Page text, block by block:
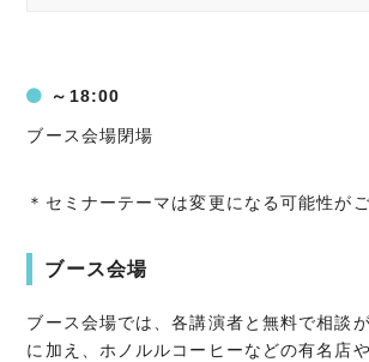
～18:00
ブース会場閉場
＊セミナーテーマは変更になる可能性が
ブース会場
ブース会場では、各講演者と無料で相談
に加え、ホノルルコーヒーなどの有名店